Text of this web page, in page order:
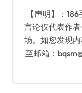
【声明】：
言论仅代表作
场。如您发现
至邮箱：